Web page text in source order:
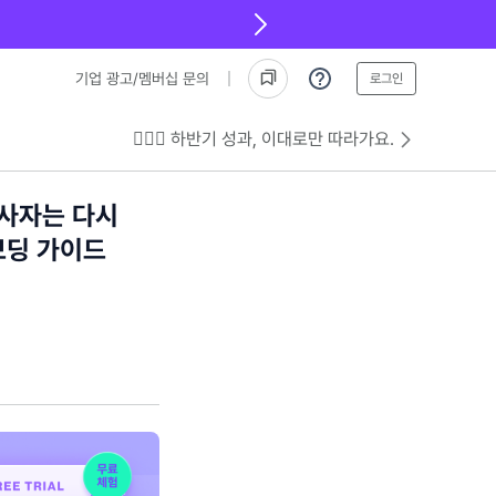
기업 광고/멤버십 문의 로그인
💁🏻‍♂️ 하반기 성과, 이대로만 따라가요.
자는 다시
가이드